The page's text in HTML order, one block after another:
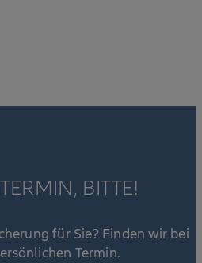
BITTE!
für Sie? Finden wir bei
Termin.